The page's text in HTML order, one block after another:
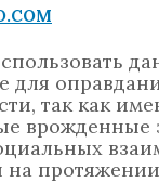
для
так как
врожденные
на